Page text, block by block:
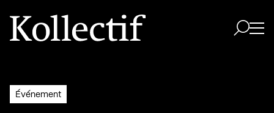
Aller à la page d'accueil
Logo Kollectif
Événement